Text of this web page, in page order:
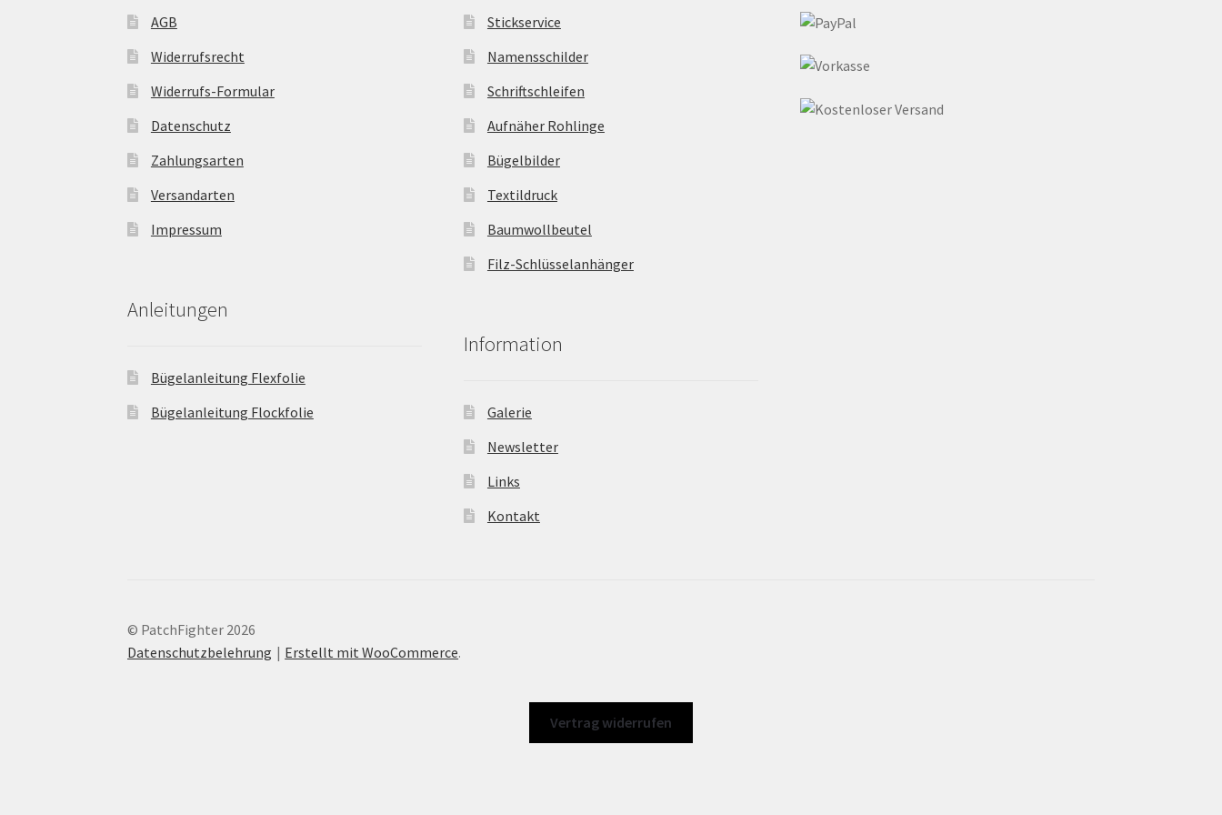
AGB
Widerrufsrecht
Widerrufs-Formular
Datenschutz
Zahlungsarten
Versandarten
Impressum
Anleitungen
Bügelanleitung Flexfolie
Bügelanleitung Flockfolie
Stickservice
Namensschilder
Schriftschleifen
Aufnäher Rohlinge
Bügelbilder
Textildruck
Baumwollbeutel
Filz-Schlüsselanhänger
Information
Galerie
Newsletter
Links
Kontakt
© PatchFighter 2026
Datenschutzbelehrung
Erstellt mit WooCommerce.
Vertrag widerrufen